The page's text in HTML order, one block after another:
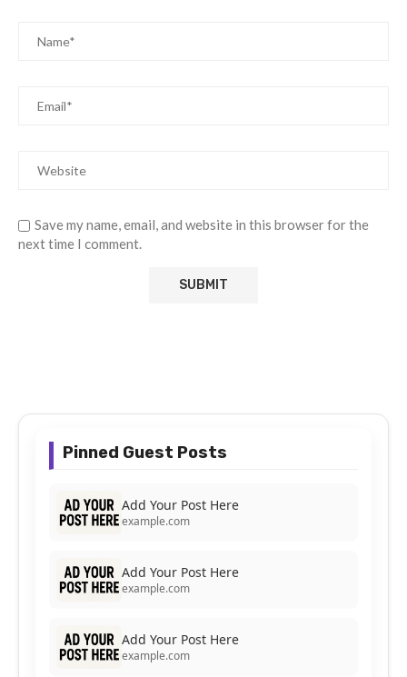
Save my name, email, and website in this browser for the
next time I comment.
Pinned Guest Posts
Add Your Post Here
example.com
Add Your Post Here
example.com
Add Your Post Here
example.com